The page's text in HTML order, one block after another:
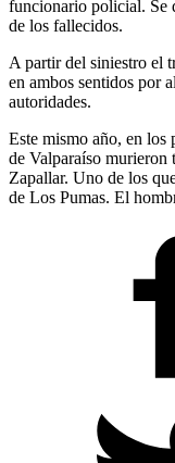
funcionario policial. Se
de los fallecidos.
A partir del siniestro el
en ambos sentidos por
autoridades.
Este mismo año, en los
de Valparaíso murieron
Zapallar. Uno de los
de Los Pumas. El